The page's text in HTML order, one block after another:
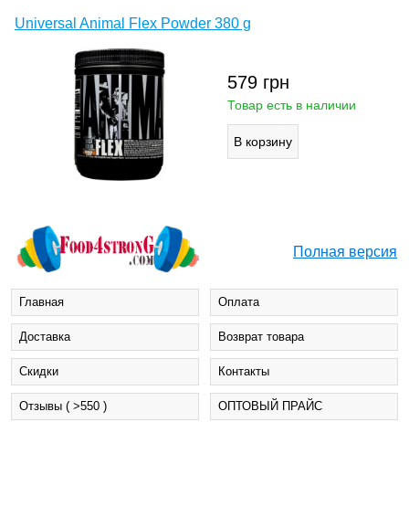
Universal Animal Flex Powder 380 g
579 грн
Товар есть в наличии
Полная версия
Главная Оплата
Доставка Возврат товара
Cкидки Контакты
Отзывы ( >550 ) ОПТОВЫЙ ПРАЙС